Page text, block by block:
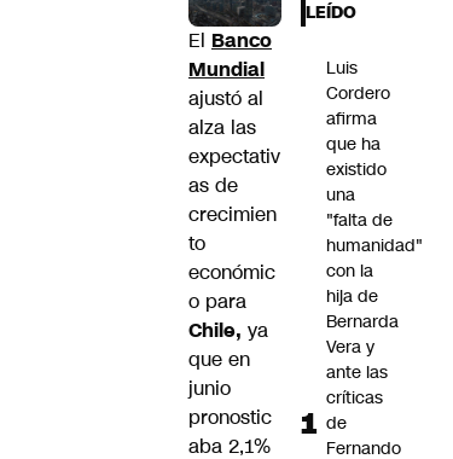
El Banco
Mundial
ajustó al
alza las
expectativ
as de
crecimien
to
económic
o para
Chile, ya
que en
junio
pronostic
aba 2,1%
LEÍDO
Luis
Cordero
afirma
que ha
existido
una
"falta de
humanidad"
con la
hija de
Bernarda
Vera y
ante las
críticas
de
Fernando